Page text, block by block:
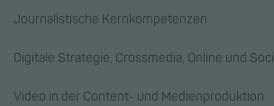
Journalistische Kernkompetenzen
Digitale Strategie, Crossmedia, Online und
Video in der Content- und Medienproduktion